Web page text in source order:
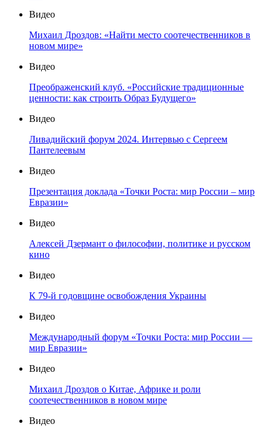
Видео
Михаил Дроздов: «Найти место соотечественников в
новом мире»
Видео
Преображенский клуб. «Российские традиционные
ценности: как строить Образ Будущего»
Видео
Ливадийский форум 2024. Интервью с Сергеем
Пантелеевым
Видео
Презентация доклада «Точки Роста: мир России – мир
Евразии»
Видео
Алексей Дзермант о философии, политике и русском
кино
Видео
К 79-й годовщине освобождения Украины
Видео
Международный форум «Точки Роста: мир России —
мир Евразии»
Видео
Михаил Дроздов о Китае, Африке и роли
соотечественников в новом мире
Видео